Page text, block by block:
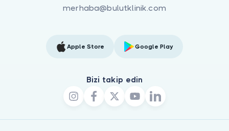
merhaba@bulutklinik.com
Apple Store Google Play
Bizi takip edin